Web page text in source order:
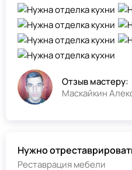
Отзыв мастеру:
Маскайкин
Нужно
Реставрация мебели